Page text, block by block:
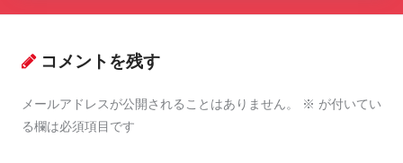
コメントを残す
メールアドレスが公開されることはありません。 ※ が付いてい
る欄は必須項目です